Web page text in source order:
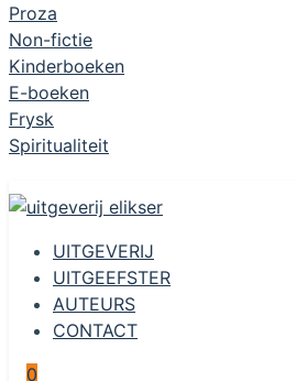
Proza
Non-fictie
Kinderboeken
E-boeken
Frysk
Spiritualiteit
UITGEVERIJ
UITGEEFSTER
AUTEURS
CONTACT
0